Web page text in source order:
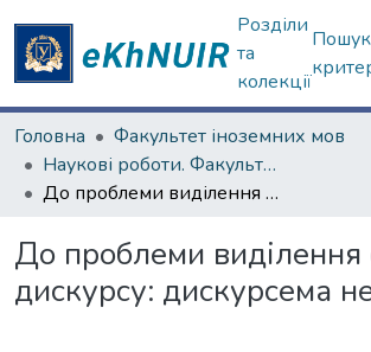
Розділи
та
колекції
Головна
Факультет іноземних мов
Наукові роботи. Факультет іноземних мов
До проблеми виділення одиниць дискурсу: дискурсема неправди
До проблеми
дискурсу: дискурсема